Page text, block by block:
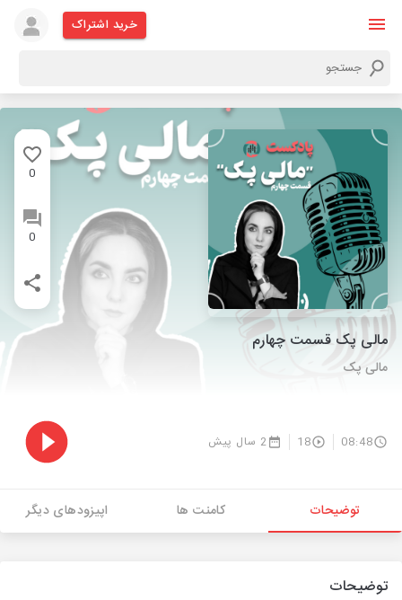
خرید اشتراک
0
0
مالی پک قسمت چهارم
مالی پک
08:48
18 2 سال پیش
توضیحات کامنت ها اپیزودهای دیگر
توضیحات